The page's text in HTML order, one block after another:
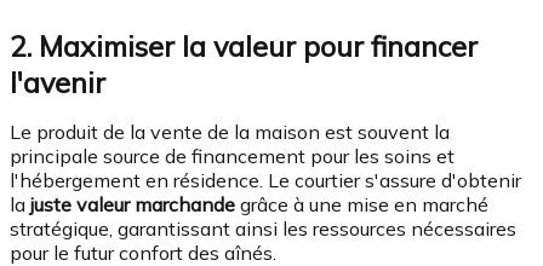
2. Maximiser la valeur pour financer
l'avenir
Le produit de la vente de la maison est souvent la
principale source de financement pour les soins et
l'hébergement en résidence. Le courtier s'assure d'obtenir
la juste valeur marchande grâce à une mise en marché
stratégique, garantissant ainsi les ressources nécessaires
pour le futur confort des aînés.